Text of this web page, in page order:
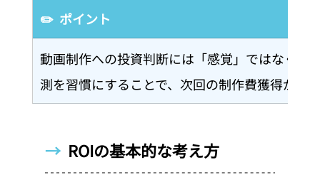
✏️  ポイント
動画制作への投資判断には「感覚」ではなく「
測を習慣にすることで、次回の制作費獲得がぐ
→ ROIの基本的な考え方